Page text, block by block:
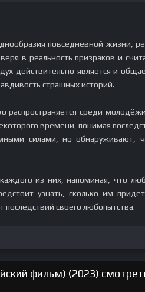
повседневной жизни,
в реальность призраков и
действительно является и
страшных историй.
среди
времени, понимая
силами, но обнаруживают,
из них, напоминая, что
узнать, сколько им
последствий своего любопытства.
фильм) (2023)